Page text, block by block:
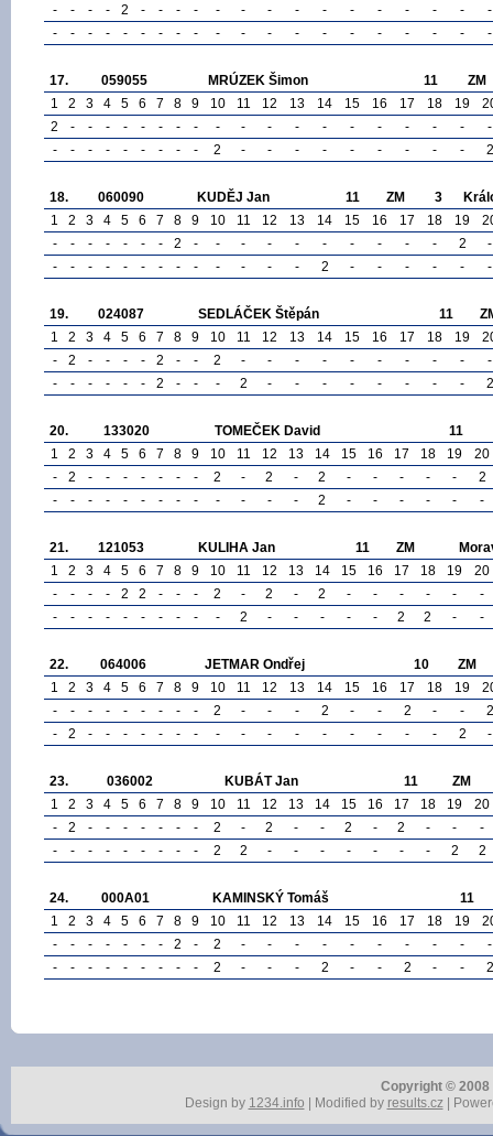
-
- - - 2 - - - - - - - - - - - - - -
-
-
- - - - - - - - - - - - - - - - - - -
17. 059055 MRÚZEK Šimon 11
ZM
1
2 3 4 5 6 7 8 9 10 11 12 13 14 15 16 17 18 19
2
- - - - - - - - - - - - - - - - - -
-
-
- - - - - - - - 2 - - - - - - - - - 2
18. 060090 KUDĚJ Jan 11 ZM 3
1
2 3 4 5 6 7 8 9 10 11 12 13 14 15 16 17 18 19
-
- - - - - - 2 - - - - - - - - - - 2
-
-
- - - - - - - - - - - - 2 - - - - - -
19. 024087 SEDLÁČEK Štěpán 11
1
2 3 4 5 6 7 8 9 10 11 12 13 14 15 16 17 18 19
-
2 - - - - 2 - - 2 - - - - - - - - -
-
-
- - - - - 2 - - - 2 - - - - - - - - 2
20. 133020 TOMEČEK David
11
1
2 3 4 5 6 7 8 9 10 11 12 13 14 15 16 17 18 19
20
-
2 - - - - - - - 2 - 2 - 2 - - - - -
2
-
- - - - - - - - - - - - 2 - - - - - -
21. 121053 KULIHA Jan 11 ZM
1
2 3 4 5 6 7 8 9 10 11 12 13 14 15 16 17 18 19
20
-
- - - 2 2 - - - 2 - 2 - 2 - - - - -
-
-
- - - - - - - - - 2 - - - - - 2 2 - -
22. 064006 JETMAR Ondřej 10
ZM
1
2 3 4 5 6 7 8 9 10 11 12 13 14 15 16 17 18 19
-
- - - - - - - - 2 - - - 2 - - 2 - -
2
-
2 - - - - - - - - - - - - - - - - 2 -
23. 036002 KUBÁT Jan 11
ZM
1
2 3 4 5 6 7 8 9 10 11 12 13 14 15 16 17 18 19
20
-
2 - - - - - - - 2 - 2 - - 2 - 2 - -
-
-
- - - - - - - - 2 2 - - - - - - - 2 2
24. 000A01 KAMINSKÝ Tomáš
11
1
2 3 4 5 6 7 8 9 10 11 12 13 14 15 16 17 18 19
-
- - - - - - 2 - 2 - - - - - - - - -
-
-
- - - - - - - - 2 - - - 2 - - 2 - - 2
Copyright ©
Design by 1234.info | Modified by results.cz|